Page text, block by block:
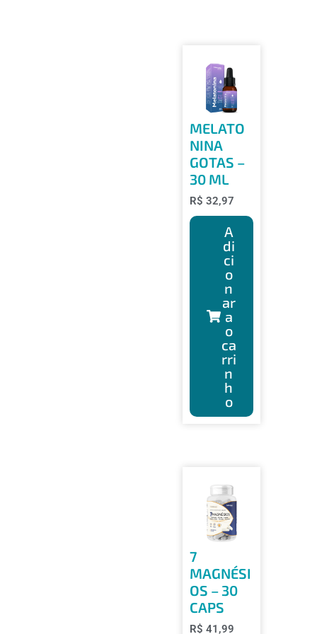
MELATO
NINA
GOTAS –
30 ML
R$ 32,97
A
di
ci
o
n
ar
a
o
ca
rri
n
h
o
7
MAGNÉSI
OS – 30
CAPS
R$ 41,99